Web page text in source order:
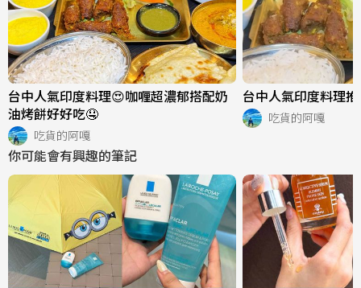
台中人氣印度料理😍咖喱超濃郁搭配奶
油烤餅好好吃🤤
吃貨的阿嘎
台中人氣印度料理
吃貨的阿嘎
你可能會有興趣的筆記